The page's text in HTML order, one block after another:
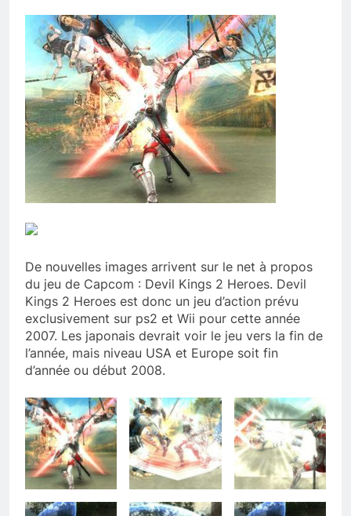
De nouvelles images arrivent sur le net à propos
du jeu de Capcom : Devil Kings 2 Heroes. Devil
Kings 2 Heroes est donc un jeu d’action prévu
exclusivement sur ps2 et Wii pour cette année
2007. Les japonais devrait voir le jeu vers la fin de
l’année, mais niveau USA et Europe soit fin
d’année ou début 2008.